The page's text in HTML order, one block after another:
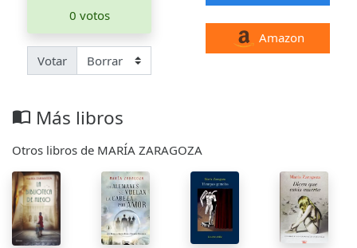
0 votos
Votar
Amazon
import_contacts Más libros
Otros libros de MARÍA ZARAGOZA